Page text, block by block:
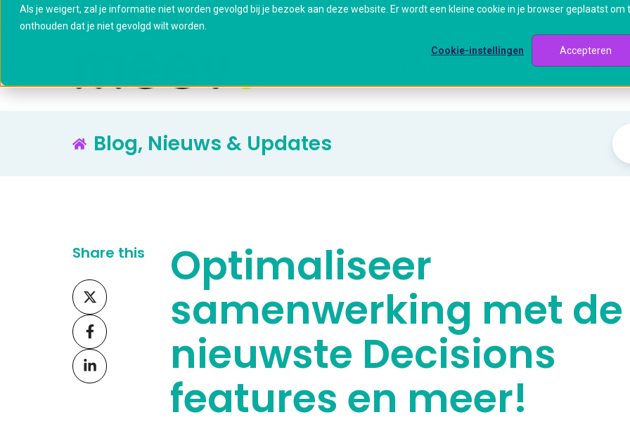
Als je weigert, zal je informatie niet worden gevolgd bij je bezoek aan deze website. Er wordt een kleine cookie in je browser geplaatst om
onthouden dat je niet gevolgd wilt worden.
Cookie-instellingen Accepteren
Inspiratie
Blog, Nieuws & Updates
Share this
Share
on
X
Share
on
Facebook
Share
on
Optimaliseer
samenwerking met de
nieuwste Decisions
features en meer!